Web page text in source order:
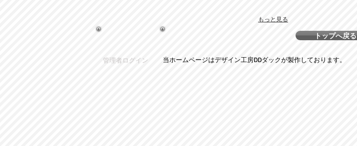
もっと見る
トップへ戻る
管理者ログイン 当ホームページはデザイン工房DDダックが製作しております。